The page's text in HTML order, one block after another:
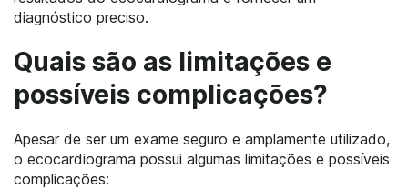
diagnóstico preciso.
Quais são as limitações e
possíveis complicações?
Apesar de ser um exame seguro e amplamente utilizado,
o ecocardiograma possui algumas limitações e possíveis
complicações: